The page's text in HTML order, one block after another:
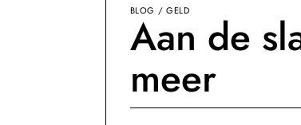
BLOG / GELD
Aan de
meer